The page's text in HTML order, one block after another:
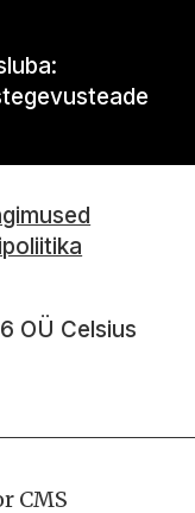
OÜ Celsius
CMS